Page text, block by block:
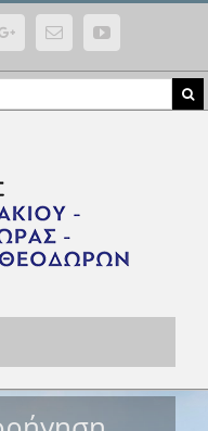
Google+Email YouTube